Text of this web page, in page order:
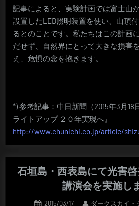
記事によると、実験計画では富士山
設置したLED照明装置を使い、山頂
るとのことです。私たちはこの計画
だせず、自然界にとって大きな損害
え、危惧の念を抱きます。
*) 参考記事：中日新聞（2015年3月
ライトアップ ２０年実現へ』
http://www.chunichi.co.jp/article/
石垣島・西表島にて光害
講演会を実施し
Posted
2015/03/17 By
ダークスカイ・